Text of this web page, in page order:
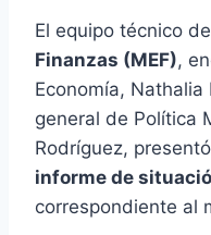
El equipo técnico
Finanzas (MEF),
Economía,
general de Política
Rodríguez,
informe de
correspondiente al